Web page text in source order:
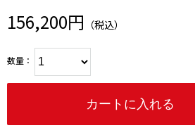
156,200円 （税込）
数量：